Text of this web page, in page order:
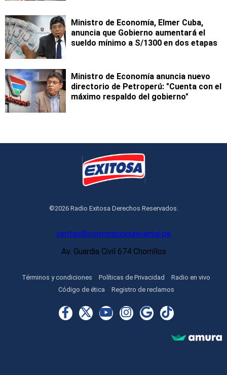
Ministro de Economía, Elmer Cuba,
anuncia que Gobierno aumentará el
sueldo mínimo a S/1300 en dos etapas
Ministro de Economía anuncia nuevo
directorio de Petroperú: "Cuenta con el
máximo respaldo del gobierno"
©2026 Radio Exitosa Derechos Reservados.
ventas@corporacionuniversal.pe
Av. Guardia Civil 674 Chorrillos
Términos y condiciones Políticas de Privacidad
Radio en vivo
Código de ética
Registro de reclamos